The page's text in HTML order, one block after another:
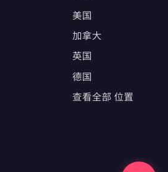
户使用固定IP，避免因IP变动触
区，测试广告投放效果
美国
加拿大
英国
德国
查看全部 位置